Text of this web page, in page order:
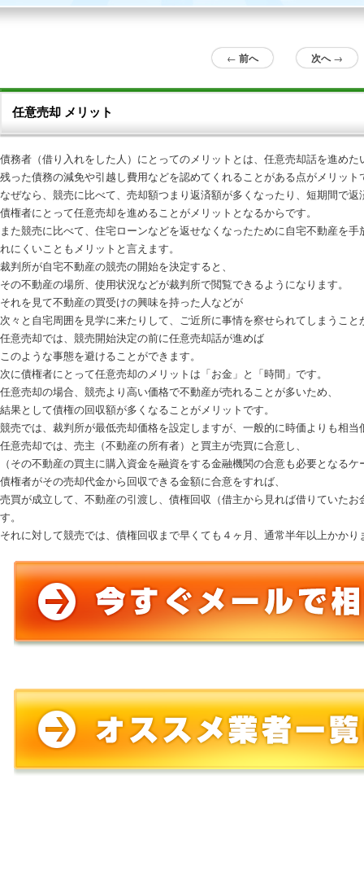
← 前へ 次へ→
任意売却 メリット
債務者（借り入れをした人）にとってのメリット とは、 任意売却話を進めた
残った債務の減免や引越し費用などを認めてくれることがある点がメリット
なぜなら、競売に比べて、売却額つまり返済額が多くなったり、短期間で
債権者にとって任意売却を進めることがメリット となるからです。
また競売に比べて、住宅ローンなどを返せなくなったために自宅不動産を
れにくいことも メリット と言えます。
裁判所が自宅不動産の競売の開始を決定すると、
その不動産の場所、使用状況などが裁判所で閲覧できるようになります。
それを見て不動産の買受けの興味を持った人などが
次々と自宅周囲を見学に来たりして、ご近所に事情を察せられてしまうこと
任意売却では、競売開始決定の前に任意売却話が進めば
このような事態を避けることができます。
次に債権者にとって任意売却のメリット は「お金」と「時間」です。
任意売却の場合、競売より高い価格で不動産が売れることが多いため、
結果として債権の回収額が多くなることがメリットです。
競売では、裁判所が最低売却価格を設定しますが、一般的に時価よりも相当
任意売却では、売主（不動産の所有者）と買主が売買に合意し、
（その不動産の買主に購入資金を融資をする金融機関の合意も必要となる
債権者がその売却代金から回収できる金額に合意をすれば、
売買が成立して、不動産の引渡し、債権回収（借主から見れば借りていた
す。
それに対して競売では、債権回収まで早くても４ヶ月、通常半年以上かかり